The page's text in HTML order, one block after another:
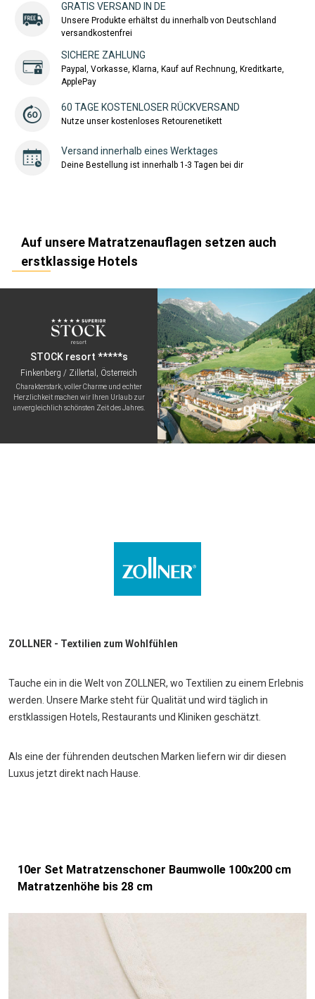
GRATIS VERSAND IN DE
Unsere Produkte erhältst du innerhalb von Deutschland
versandkostenfrei
SICHERE ZAHLUNG
Paypal, Vorkasse, Klarna, Kauf auf Rechnung, Kreditkarte,
ApplePay
60 TAGE KOSTENLOSER RÜCKVERSAND
Nutze unser kostenloses Retourenetikett
Versand innerhalb eines Werktages
Deine Bestellung ist innerhalb 1-3 Tagen bei dir
Auf unsere Matratzenauflagen setzen auch
erstklassige Hotels
STOCK resort *****s
Finkenberg / Zillertal, Österreich
Charakterstark, voller Charme und echter
Herzlichkeit machen wir Ihren Urlaub zur
unvergleichlich schönsten Zeit des Jahres.
ZOLLNER - Textilien zum Wohlfühlen
Tauche ein in die Welt von ZOLLNER, wo Textilien zu einem Erlebnis
werden. Unsere Marke steht für Qualität und wird täglich in
erstklassigen Hotels, Restaurants und Kliniken geschätzt.
Als eine der führenden deutschen Marken liefern wir dir diesen
Luxus jetzt direkt nach Hause.
10er Set Matratzenschoner Baumwolle 100x200 cm
Matratzenhöhe bis 28 cm